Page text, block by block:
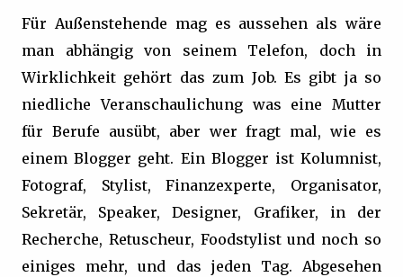
Für Außenstehende mag es aussehen als wäre
man abhängig von seinem Telefon, doch in
Wirklichkeit gehört das zum Job. Es gibt ja so
niedliche Veranschaulichung was eine Mutter
für Berufe ausübt, aber wer fragt mal, wie es
einem Blogger geht. Ein Blogger ist Kolumnist,
Fotograf, Stylist, Finanzexperte, Organisator,
Sekretär, Speaker, Designer, Grafiker, in der
Recherche, Retuscheur, Foodstylist und noch so
einiges mehr, und das jeden Tag. Abgesehen